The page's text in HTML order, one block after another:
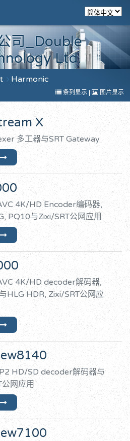
司_Double
Ltd.
Harmonic
条列显示 | 图片显示
X
多工器与SRT Gateway
4K/HD Encoder编码器,
PQ10与Zixi/SRT公网应用
4K/HD decoder解码器,
HLG HDR, Zixi/SRT公网应
HD/SD decoder解码器与
网应用